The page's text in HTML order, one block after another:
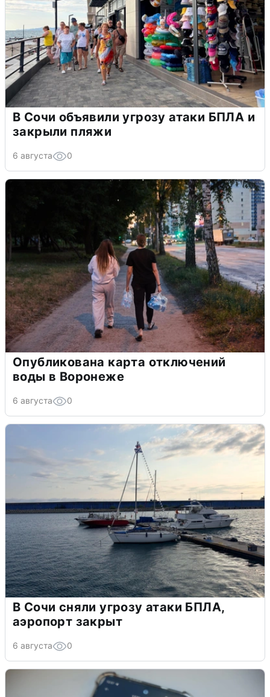
В Сочи объявили угрозу атаки БПЛА и
закрыли пляжи
6 августа 0
Опубликована карта отключений
воды в Воронеже
6 августа 0
В Сочи сняли угрозу атаки БПЛА,
аэропорт закрыт
6 августа 0